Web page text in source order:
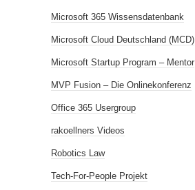
Microsoft 365 Wissensdatenbank
Microsoft Cloud Deutschland (MCD)
Microsoft Startup Program – Mentor
MVP Fusion – Die Onlinekonferenz
Office 365 Usergroup
rakoellners Videos
Robotics Law
Tech-For-People Projekt